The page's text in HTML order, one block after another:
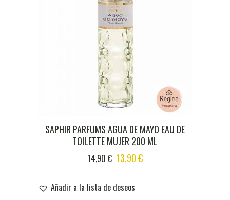
SAPHIR PARFUMS AGUA DE MAYO EAU DE
TOILETTE MUJER 200 ML
14,90€ ORIGINAL
WAS:
14,90 €.
13,90€CURRENT
Añadir a la lista de deseos